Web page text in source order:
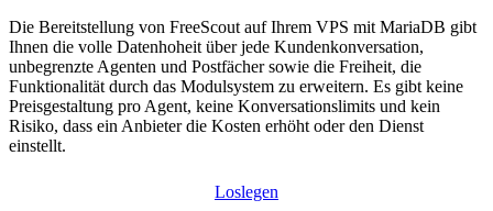
Die Bereitstellung von FreeScout auf Ihrem VPS mit MariaDB gibt
Ihnen die volle Datenhoheit über jede Kundenkonversation,
unbegrenzte Agenten und Postfächer sowie die Freiheit, die
Funktionalität durch das Modulsystem zu erweitern. Es gibt keine
Preisgestaltung pro Agent, keine Konversationslimits und kein
Risiko, dass ein Anbieter die Kosten erhöht oder den Dienst
einstellt.
Loslegen